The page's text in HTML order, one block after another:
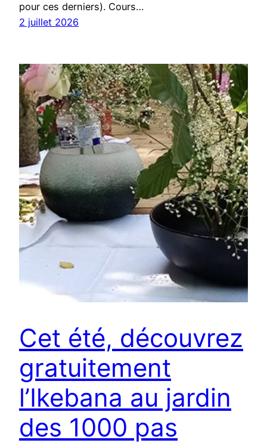
pour ces derniers). Cours…
2 juillet 2026
Cet été, découvrez
gratuitement
l’Ikebana au jardin
des 1000 pas